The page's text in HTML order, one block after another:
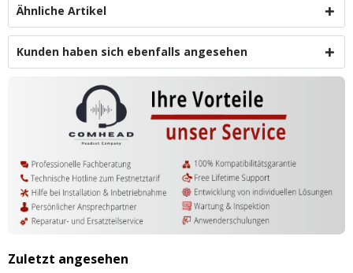
Ähnliche Artikel
Kunden haben sich ebenfalls angesehen
Zuletzt angesehen